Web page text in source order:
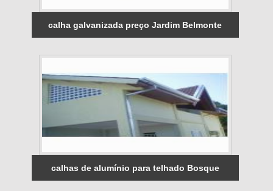
calha galvanizada preço Jardim Belmonte
calhas de alumínio para telhado Bosque